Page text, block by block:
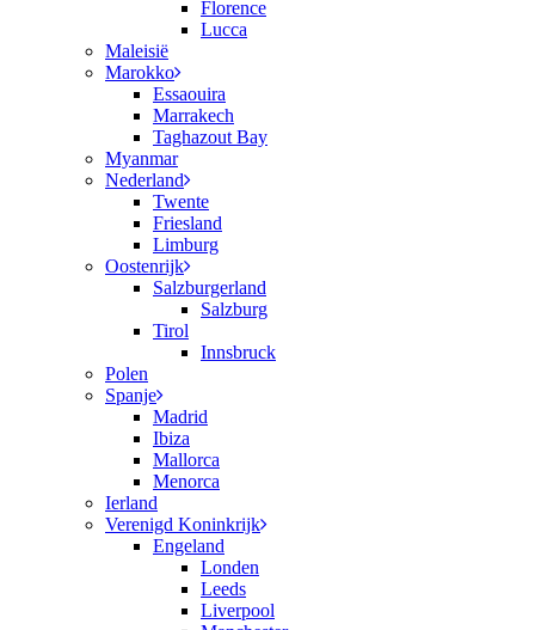
Florence
Lucca
Maleisië
Marokko
Essaouira
Marrakech
Taghazout Bay
Myanmar
Nederland
Twente
Friesland
Limburg
Oostenrijk
Salzburgerland
Salzburg
Tirol
Innsbruck
Polen
Spanje
Madrid
Ibiza
Mallorca
Menorca
Ierland
Verenigd Koninkrijk
Engeland
Londen
Leeds
Liverpool